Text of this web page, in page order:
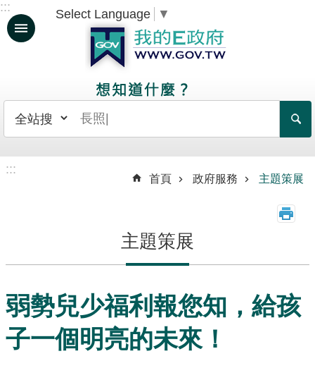
跳到主要內容區塊
常
生
資
訊
發
::: Select Language ▼
:::
首頁 政府服務 主題策展
主題策展
弱勢兒少福利報您知，給孩
子一個明亮的未來！